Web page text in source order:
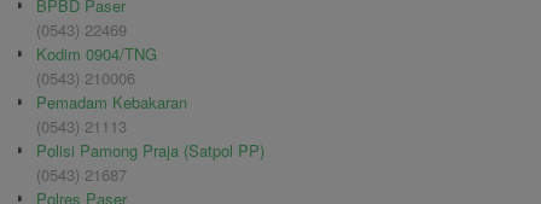
BPBD Paser
(0543) 22469
Kodim 0904/TNG
(0543) 210006
Pemadam Kebakaran
(0543) 21113
Polisi Pamong Praja (Satpol PP)
(0543) 21687
Polres Paser